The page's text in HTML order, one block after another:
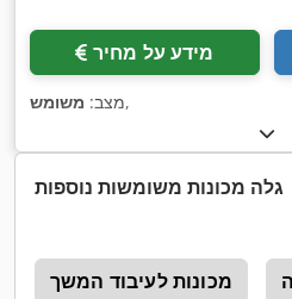
מידע על מחיר
מצב: משומש ,
גלה מכונות משומשות נוספות
מכונות לעיבוד המשך